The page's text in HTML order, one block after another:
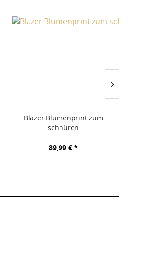
Blazer Blumenprint zum
schnüren
89,99 € *